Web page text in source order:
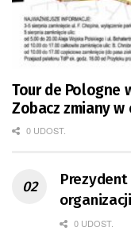
Tour de Pologne
Zobacz zmiany w
0 UDOST.
0 UDOST.